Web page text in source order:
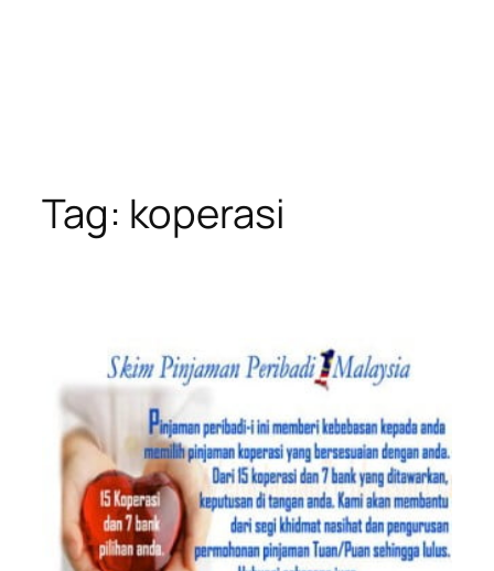
Tag: koperasi